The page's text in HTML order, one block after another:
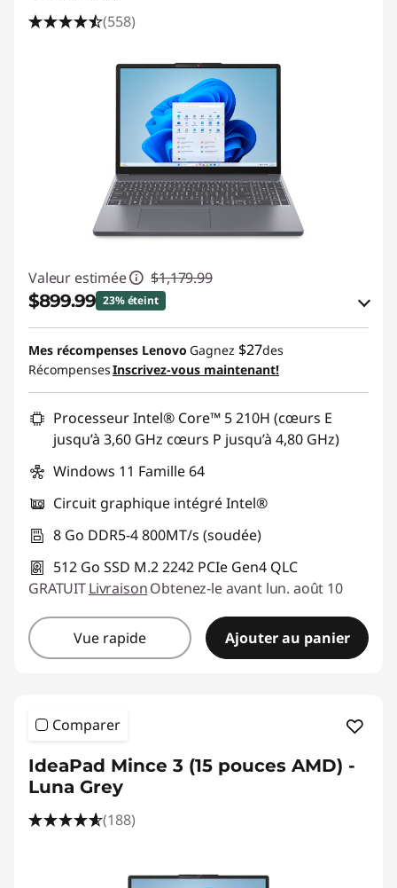
(558)
Valeur estimée $1,179.99
$899.99 23% éteint
Économies en bon de réduction en ligne :
-$280.00
Utiliser un bon de réduction en ligne :
BRIGHTIDEA6CA
Mes récompenses Lenovo Gagnez $27des
RécompensesInscrivez-vous maintenant!
Processeur Intel® Core™ 5 210H (cœurs E
jusqu’à 3,60 GHz cœurs P jusqu’à 4,80 GHz)
Windows 11 Famille 64
Circuit graphique intégré Intel®
8 Go DDR5-4 800MT/s (soudée)
512 Go SSD M.2 2242 PCIe Gen4 QLC
GRATUITLivraisonObtenez-le avant lun. août 10
Vue rapide Ajouter au panier
Comparer
IdeaPad Mince 3 (15 pouces AMD) -
Luna Grey
(188)